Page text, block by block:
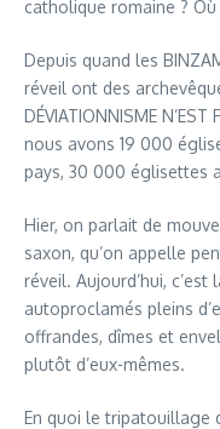
catholique romaine ?
Depuis quand les
réveil ont des
DÉVIATIONNISME N’EST
nous avons 19 000
pays, 30 000 églisettes
Hier, on parlait de
saxon, qu’on appelle
réveil. Aujourd’hui,
autoproclamés pleins
offrandes, dîmes et
plutôt d’eux-mêmes.
En quoi le tripatouillage